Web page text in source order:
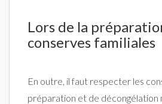
Lors de la
conserves familiales
En outre, il faut respecter les
préparation et de décongélation